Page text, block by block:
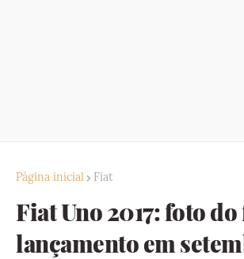
Página inicial Fiat
Fiat Uno 2017: foto
lançamento em